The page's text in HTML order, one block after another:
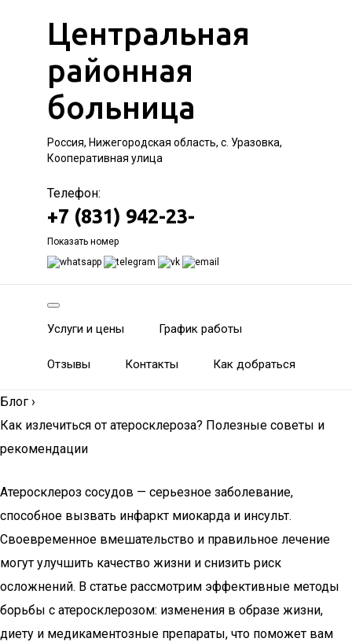
Центральная
районная
больница
Россия, Нижегородская область, с. Уразовка,
Кооперативная улица
Телефон:
+7 (831) 942-23-
Показать номер
Услуги и цены График работы
Отзывы Контакты Как добраться
Блог ›
Как излечиться от атеросклероза? Полезные советы и
рекомендации
Атеросклероз сосудов — серьезное заболевание,
способное вызвать инфаркт миокарда и инсульт.
Своевременное вмешательство и правильное лечение
могут улучшить качество жизни и снизить риск
осложнений. В статье рассмотрим эффективные методы
борьбы с атеросклерозом: изменения в образе жизни,
диету и медикаментозные препараты, что поможет вам